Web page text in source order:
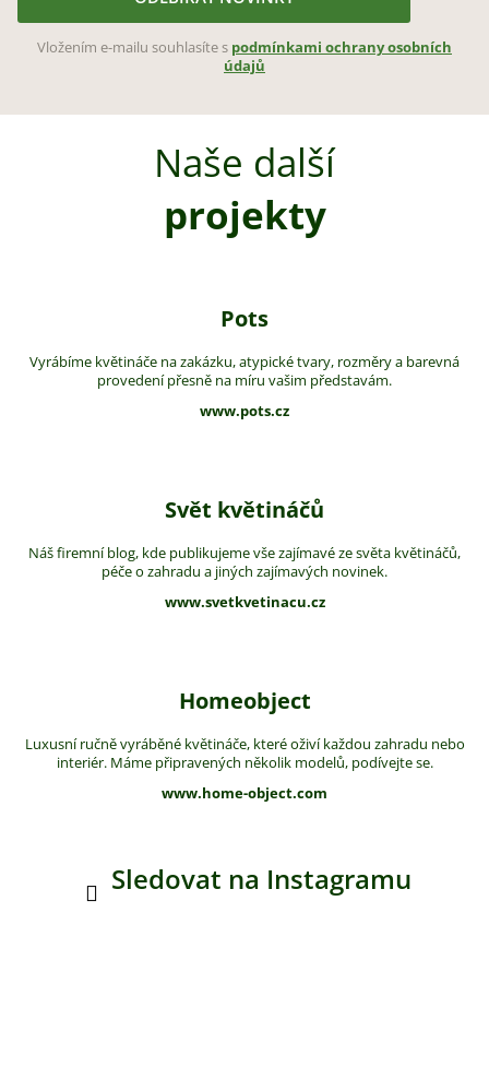
Vložením e-mailu souhlasíte s podmínkami ochrany osobních
údajů
Naše další
projekty
Pots
Vyrábíme květináče na zakázku, atypické tvary, rozměry a barevná
provedení přesně na míru vašim představám.
www.pots.cz
Svět květináčů
Náš firemní blog, kde publikujeme vše zajímavé ze světa květináčů,
péče o zahradu a jiných zajímavých novinek.
www.svetkvetinacu.cz
Homeobject
Luxusní ručně vyráběné květináče, které oživí každou zahradu nebo
interiér. Máme připravených několik modelů, podívejte se.
www.home-object.com
Sledovat na Instagramu